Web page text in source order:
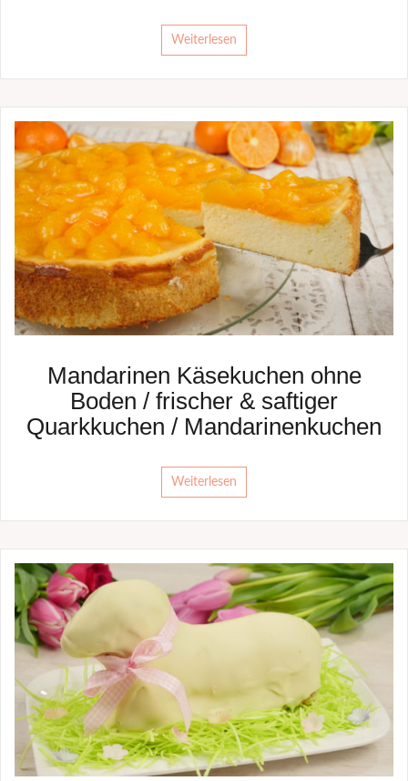
Weiterlesen
Mandarinen Käsekuchen ohne
Boden / frischer & saftiger
Quarkkuchen / Mandarinenkuchen
Weiterlesen